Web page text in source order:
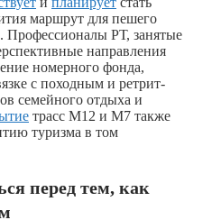
маршрут для пешего
Профессионалы РТ, занятые
направления
номерного фонда,
с походным и ретрит-
семейного отдыха и
трасс М12 и М7 также
туризма в том
перед тем, как